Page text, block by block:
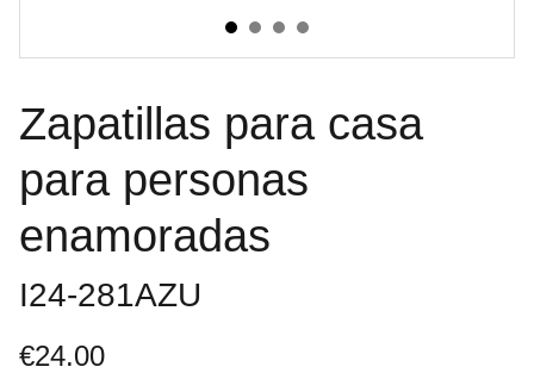
Zapatillas para casa
para personas
enamoradas
I24-281AZU
€24.00